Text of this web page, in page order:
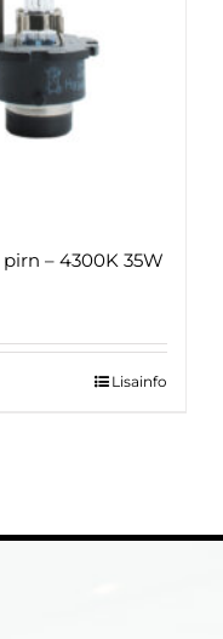
– 4300K 35W
Lisainfo